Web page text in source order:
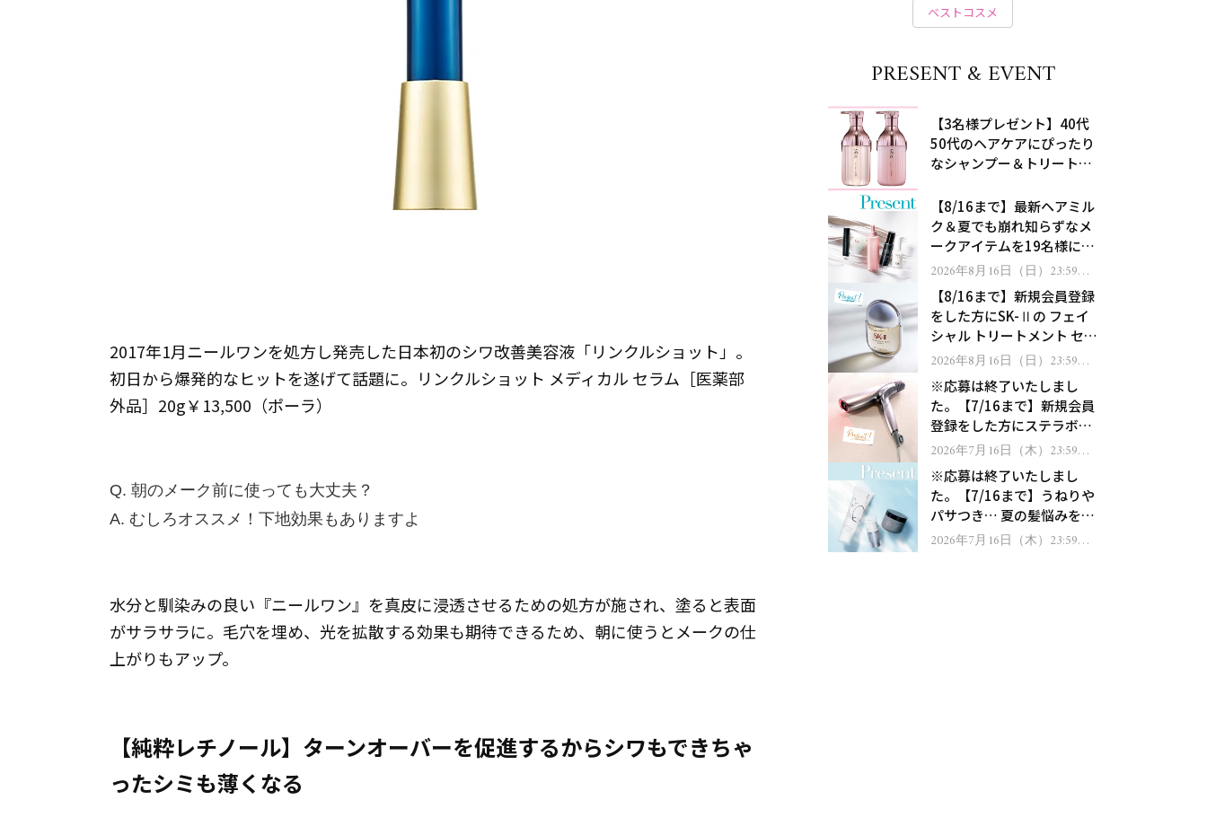
2017年1月ニールワンを処方し発売した日本初のシワ改善美容液「リンクルショット」。
初日から爆発的なヒットを遂げて話題に。リンクルショット メディカル セラム［医薬部
外品］20g￥13,500（ポーラ）
Q. 朝のメーク前に使っても大丈夫？
A. むしろオススメ！下地効果もありますよ
水分と馴染みの良い『ニールワン』を真皮に浸透させるための処方が施され、塗ると表面
がサラサラに。毛穴を埋め、光を拡散する効果も期待できるため、朝に使うとメークの仕
上がりもアップ。
【純粋レチノール】ターンオーバーを促進するからシワもできちゃ
ったシミも薄くなる
ベストコスメ
PRESENT & EVENT
【3名様プレゼント】40代
50代のヘアケアにぴったり
なシャンプー＆トリートメ
処！
【8/16まで】最新ヘアミル
ク＆夏でも崩れ知らずなメ
ークアイテムを19名様にプ
レゼント！
2026年8月16日（日）23:59ま
で【8/16まで】新規会員登録
をした方にSK-Ⅱの フェイ
シャル トリートメント セラ
ムをプレゼント！
2026年8月16日（日）23:59ま
※応募は終了いたしまし
た。【7/16まで】新規会員
登録をした方にステラボー
テのシャインリバース ヘア
ゼント！
2026年7月16日（木）23:59ま
※応募は終了いたしまし
た。【7/16まで】うねりや
パサつき… 夏の髪悩みを解
消するヘアケアアイテムを
2026年7月16日（木）23:59ま